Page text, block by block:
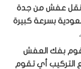
نقل عفش من جدة
بسرعة كبيرة
بفك العفش
أي تقوم